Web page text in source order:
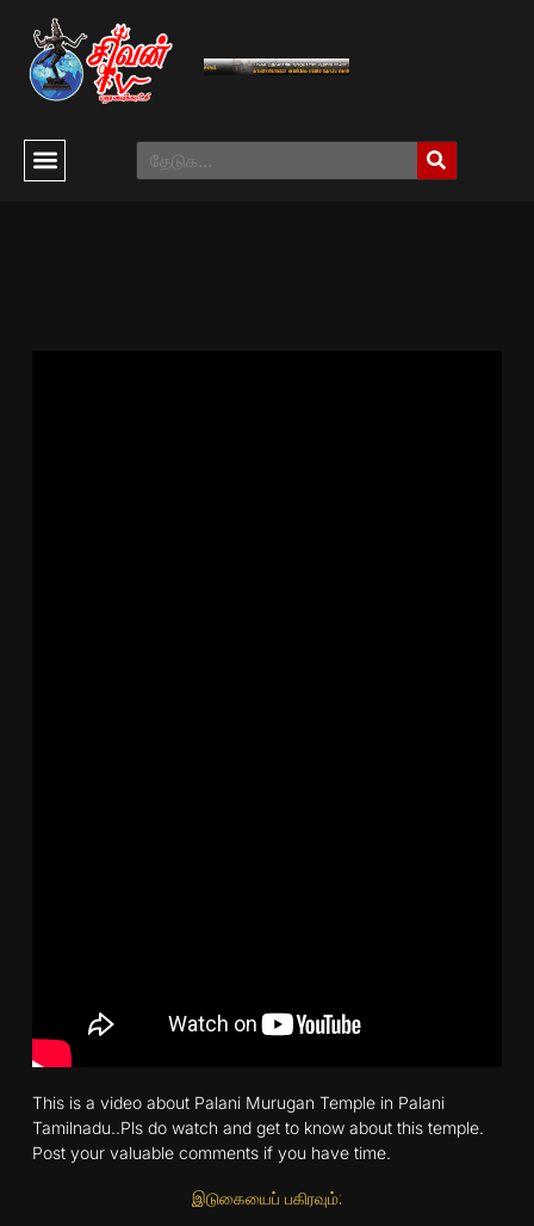
This is a video about Palani Murugan Temple in Palani
Tamilnadu..Pls do watch and get to know about this temple.
Post your valuable comments if you have time.
இடுகையைப் பகிரவும்: